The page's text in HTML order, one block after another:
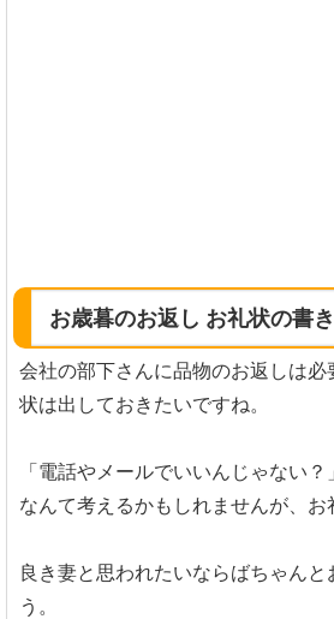
お歳暮のお返し お礼状の書
会社の部下さんに品物のお返しは
状は出しておきたいですね。
「電話やメールでいいんじゃない？」
なんて考えるかもしれませんが、お
良き妻と思われたいならばちゃんと
う。